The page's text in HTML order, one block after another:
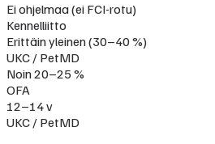
Ei ohjelmaa (ei FCI-rotu)
Kennelliitto
Erittäin yleinen (30–40 %)
UKC / PetMD
Noin 20–25 %
OFA
12–14 v
UKC / PetMD